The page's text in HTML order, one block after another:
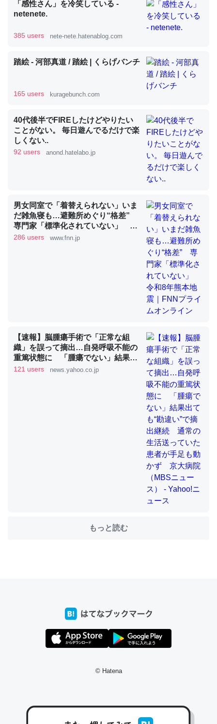
くらい。小説でいう「ずっと前の伏線」は回収されないけ
ど、短期記憶というには多い分量。進化すればするほど分
かりやすく強くなりそう
コオロギのカルシウム分はエビの600分の1程度。
─ニュース :: 【研究発表】昆虫学の大問題＝「昆虫はなぜ海にいな
いのか」に関する新仮説
論文では「淡水はカルシウムも酸素も不足してて両方に不
利だから両方が拮抗してるのでは」とあって面白い。海に
いる鋏角類（カブトガニ・ウミグモ）はカルシウムを使わ
ずキチンを強化してる筈だが、酵素が違うのか？
─ニュース :: 【研究発表】昆虫学の大問題＝「昆虫はなぜ海にいな
類は苦労してるんだな…。腹足類だと殻を無くしてナメク
ジになったり努力してるし。
─ニュース :: 【研究発表】昆虫学の大問題＝「昆虫はなぜ海にいな
いのか」に関する新仮説
ウチもEchoを実家に置いて４年。でたまに覗いてる。ぼ
ちぼちRingも置こうかと画策中。あと、Googleマップで
位置情報を共有してる。電池残量や充電中かが分かるので
─たまにLINEするくらいだった遠方の父67歳と僕。ITツール導入で
コミュニケーションが劇的に変化した｜tayorini by LIFULL介護
私も3年前ぐらいに祖母の家に設置した。ポケットWifiみ
https://toyoshi.hatenablog.com/entry/2019/05/15/1805
「感性さん」を冷笑している -
netenete.
385 users nete-nete.hatenablog.com
踏絵 - 河部真道 / 踏絵 | くらげバンチ
165 users kuragebunch.com
40代後半でFIREしたけどやりたい
ことがない。 毎日遊んでるだけで楽
しくない..
92 users anond.hatelabo.jp
男女同室で「着替えられない」いま
だ雑魚寝も…避難所めぐり“格差”
専門家「標準化されていない」 令
和8年熊本地震｜FNNプライムオン
286 users www.fnn.jp
【速報】脳腫瘍手術で「正常な組
織」を誤って摘出…自発呼吸不能の
重篤状態に 「腫瘍でない」結果出
ても“勘違い”で摘出継続 通常の生
121 users news.yahoo.co.jp
もっと読む
© Hatena